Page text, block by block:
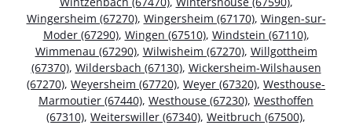
Wingersheim (67270), Wingersheim (67170), Wingen-sur-
Moder (67290), Wingen (67510), Windstein (67110),
Wimmenau (67290), Wilwisheim (67270), Willgottheim
(67370), Wildersbach (67130), Wickersheim-Wilshausen
(67270), Weyersheim (67720), Weyer (67320), Westhouse-
Marmoutier (67440), Westhouse (67230), Westhoffen
(67310), Weiterswiller (67340), Weitbruch (67500),